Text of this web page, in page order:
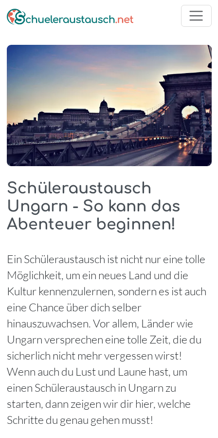
Schüleraustausch
Ungarn - So kann das
Abenteuer beginnen!
Ein Schüleraustausch ist nicht nur eine tolle
Möglichkeit, um ein neues Land und die
Kultur kennenzulernen, sondern es ist auch
eine Chance über dich selber
hinauszuwachsen. Vor allem, Länder wie
Ungarn versprechen eine tolle Zeit, die du
sicherlich nicht mehr vergessen wirst!
Wenn auch du Lust und Laune hast, um
einen Schüleraustausch in Ungarn zu
starten, dann zeigen wir dir hier, welche
Schritte du genau gehen musst!